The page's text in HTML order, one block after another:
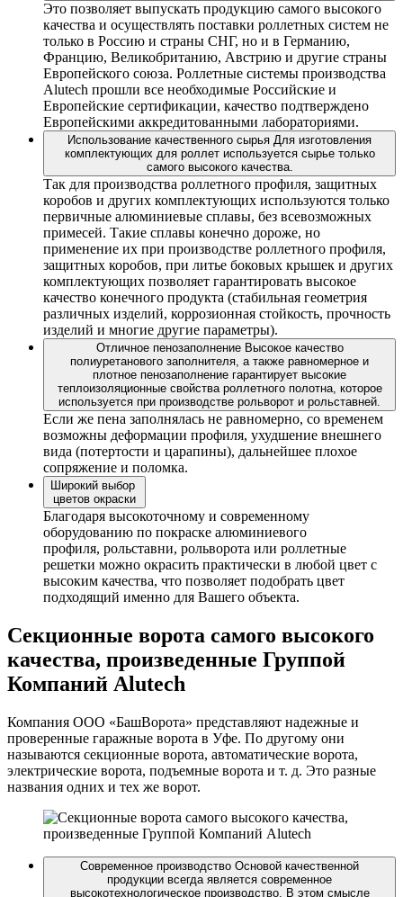
Это позволяет выпускать продукцию самого высокого
качества и осуществлять поставки роллетных систем не
только в Россию и страны СНГ, но и в Германию,
Францию, Великобританию, Австрию и другие страны
Европейского союза. Роллетные системы производства
Alutech прошли все необходимые Российские и
Европейские сертификации, качество подтверждено
Европейскими аккредитованными лабораториями.
Использование качественного сырья Для изготовления
комплектующих для роллет используется сырье только
самого высокого качества.
Так для производства роллетного профиля, защитных
коробов и других комплектующих используются только
первичные алюминиевые сплавы, без всевозможных
примесей. Такие сплавы конечно дороже, но
применение их при производстве роллетного профиля,
защитных коробов, при литье боковых крышек и других
комплектующих позволяет гарантировать высокое
качество конечного продукта (стабильная геометрия
различных изделий, коррозионная стойкость, прочность
изделий и многие другие параметры).
Отличное пенозаполнение Высокое качество
полиуретанового заполнителя, а также равномерное и
плотное пенозаполнение гарантирует высокие
теплоизоляционные свойства роллетного полотна, которое
используется при производстве рольворот и рольставней.
Если же пена заполнялась не равномерно, со временем
возможны деформации профиля, ухудшение внешнего
вида (потертости и царапины), дальнейшее плохое
сопряжение и поломка.
Широкий выбор
цветов окраски
Благодаря высокоточному и современному
оборудованию по покраске алюминиевого
профиля, рольставни, рольворота или роллетные
решетки можно окрасить практически в любой цвет с
высоким качества, что позволяет подобрать цвет
подходящий именно для Вашего объекта.
Секционные ворота самого высокого
качества, произведенные Группой
Компаний Alutech
Компания ООО «БашВорота» представляют надежные и
проверенные гаражные ворота в Уфе. По другому они
называются секционные ворота, автоматические ворота,
электрические ворота, подъемные ворота и т. д. Это разные
названия одних и тех же ворот.
Современное производство Основой качественной
продукции всегда является современное
высокотехнологическое производство. В этом смысле